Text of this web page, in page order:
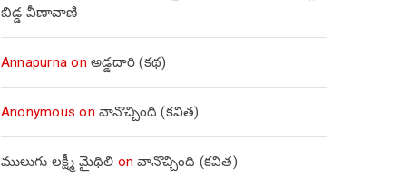
బిడ్డ వీణావాణి
Annapurna onఅడ్డదారి (కథ)
Anonymous onవానొచ్చింది (కవిత)
ములుగు లక్ష్మీ మైథిలి onవానొచ్చింది (కవిత)